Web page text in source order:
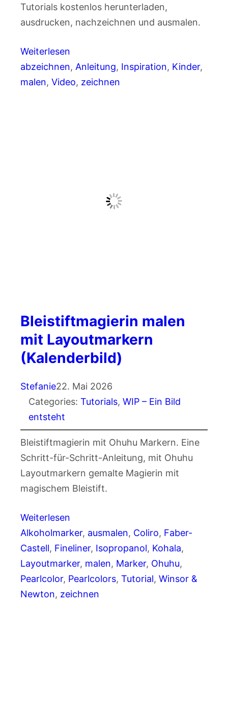
Tutorials kostenlos herunterladen,
ausdrucken, nachzeichnen und ausmalen.
Weiterlesen
abzeichnen, Anleitung, Inspiration, Kinder
malen, Video, zeichnen
Bleistiftmagierin malen
mit Layoutmarkern
(Kalenderbild)
Stefanie22. Mai 2026
Categories: Tutorials, WIP – Ein Bild
entsteht
Bleistiftmagierin mit Ohuhu Markern. Eine
Schritt-für-Schritt-Anleitung, mit Ohuhu
Layoutmarkern gemalte Magierin mit
magischem Bleistift.
Weiterlesen
Alkoholmarker, ausmalen, Coliro, Faber-
Castell, Fineliner, Isopropanol, Kohala
Layoutmarker, malen, Marker, Ohuhu
Pearlcolor, Pearlcolors, Tutorial, Winsor &
Newton, zeichnen